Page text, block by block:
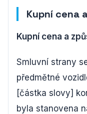
Kupní cena
Kupní cena a
Smluvní strany
předmětné
[částka slovy]
byla stanovena